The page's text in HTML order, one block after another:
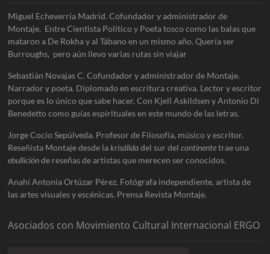
Miguel Echeverría Madrid. Cofundador y administrador de
Montaje. Entre Cientista Político y Poeta tosco como las balas que
mataron a De Rokha y al Tábano en un mismo año. Quería ser
Burroughs, pero aún llevo varias rutas sin viajar
Sebastián Novajas C. Cofundador y administrador de Montaje.
Narrador y poeta. Diplomado en escritura creativa. Lector y escritor
porque es lo único que sabe hacer. Con Kjell Askildsen y Antonio Di
Benedetto como guías espirituales en este mundo de las letras.
Jorge Cocio Sepúlveda. Profesor de Filosofía, músico y escritor.
Reseñista Montaje desde lakrisálidadel sur delcontinentetrae una
ebulliciónde reseñas de artistas que merecen ser conocidos.
Anahí Antonia Ortúzar Pérez. Fotógrafa independiente, artista de
las artes visuales y escénicas. Prensa Revista Montaje.
Asociados con Movimiento Cultural Internacional ERGO